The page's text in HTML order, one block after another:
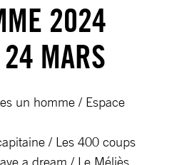
2024
MARS
un homme / Espace
/ Les 400 coups
a dream / Le Méliès